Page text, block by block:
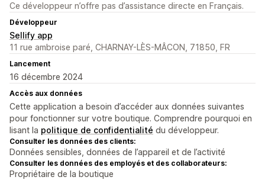
Ce développeur n’offre pas d’assistance directe en Français.
Développeur
Sellify app
11 rue ambroise paré, CHARNAY-LÈS-MÂCON, 71850, FR
Lancement
16 décembre 2024
Accès aux données
Cette application a besoin d’accéder aux données suivantes
pour fonctionner sur votre boutique. Comprendre pourquoi en
lisant la politique de confidentialité du développeur.
Consulter les données des clients:
Données sensibles, données de l’appareil et de l’activité
Consulter les données des employés et des collaborateurs:
Propriétaire de la boutique